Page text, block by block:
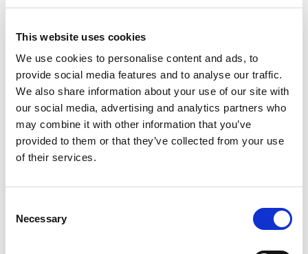
This website uses cookies
We use cookies to personalise content and ads, to
provide social media features and to analyse our traffic.
We also share information about your use of our site with
our social media, advertising and analytics partners who
may combine it with other information that you’ve
provided to them or that they’ve collected from your use
of their services.
Selection
Necessary
RAPID + TCT 2026 : L’ÉVÉNEMENT PHARE DE LA
FA REVIENT DANS UN PAYSAGE INDUSTRIEL EN
PLEINE MUTATION